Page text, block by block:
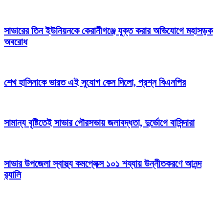
সাভারের তিন ইউনিয়নকে কেরানীগঞ্জে যুক্ত করার অভিযোগে মহাসড়ক
অবরোধ
শেখ হাসিনাকে ভারত এই সুযোগ কেন দিলো, প্রশ্ন বিএনপির
সামান্য বৃষ্টিতেই সাভার পৌরসভায় জলাবদ্ধতা, দুর্ভোগে বাসিন্দারা
সাভার উপজেলা স্বাস্থ্য কমপ্লেক্স ১০১ শয্যায় উন্নীতকরণে আনন্দ
র‍্যালি